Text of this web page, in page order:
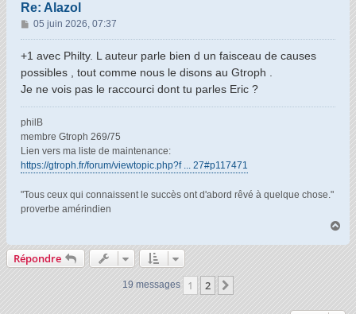
Re: Alazol
M
e
s
g
e
05 juin 2026, 07:37
+1 avec Philty. L auteur parle bien d un faisceau de causes
possibles , tout comme nous le disons au Gtroph .
Je ne vois pas le raccourci dont tu parles Eric ?
philB
membre Gtroph 269/75
Lien vers ma liste de maintenance:
https://gtroph.fr/forum/viewtopic.php?f ... 27#p117471
"Tous ceux qui connaissent le succès ont d'abord rêvé à quelque chose."
proverbe amérindien
Répondre
19 messages 1 2